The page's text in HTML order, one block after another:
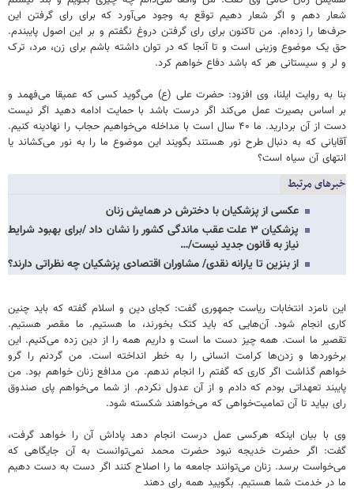
شعار دهم و اگر شعار دهیم توقع به وجود می‌آورد که برای رای گرفتن این
حرف‌ها را زده‌ام. من تاکنون برای رای گرفتن دروغ نگفتم و بر این اصول پایبندم.
حق یک موضوع وزینی است و تا آنجا که در توان داشته باشم برای زن، مرد، ترک
و لر و سیستانی هر که باشد دفاع خواهم کرد.
بنا به روایت ایلنا، وی افزود: حضرت علی (ع) می‌گوید کسی که عمیقا می‌فهمد و
بر اساس بصیرت عمل می‌کند اگر درست باشد با حمایت ادامه دهید اگر نیست
دست از آن بردارید. ما ۴۰ سال است با مداخله می‌خواهیم حجاب را نهادینه کنیم.
آقایانی که به دنبال طرح نور هستند بگویند این موضوع ما را به نور می‌کشاند یا
انتهای آن سیاه است؟
خبرهای مرتبط
عکسی از پزشکیان با دخترش در همایش زنان
پزشکیان ۳ علت عقب ماندگی کشور را نشان داد /برای بهبود شرایط
نیاز به قانون جدید نیست/…
از بنزین تا یارانه نقدی/ مشاوران اقتصادی پزشکیان چه نظراتی دارند؟
این نامزد انتخابات ریاست جمهوری گفت: کجای دین و اسلام گفته که باید چنین
کاری انجام شود. آن‌هایی که باید کتک بخورند، ما هستیم. ما مقصر هستیم.
تقصیر ما است. همه چیز دست ما است و داریم همه را از دین زده می‌کنیم. این
برخوردها و زدن‌ها کرامت انسانی را به خطر انداخته است. من گردنم را گرو
خواهم گذاشت اگر کاری که گفتم را انجام ندهم. من مدافع زنان خواهم بود. من
پایبند تعهداتی بودم که دادم و از آن عدول نکردم. از شما می‌خواهم پای صندوق
رای بیاید تا آن تمامیت‌خواهی که می‌خواهند شکسته شود.
وی با بیان اینکه هرکسی عمل درست انجام دهد پاداش آن را خواهد گرفت،
گفت: اگر حضرت خدیجه نبود حضرت محمد نمی‌توانست به آن جایگاهی که
می‌خواست برسد. زنان می‌توانند جامعه ما را اصلاح کنند اگر دست به دست دهیم
ما در خدمت شما هستیم. بگویید همه رای دهند